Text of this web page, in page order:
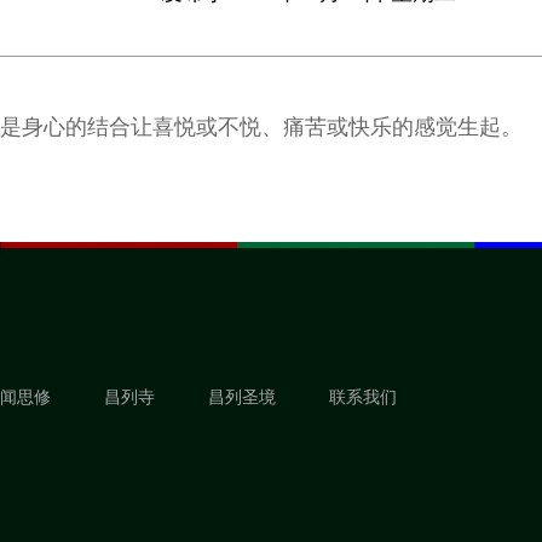
是身心的结合让喜悦或不悦、痛苦或快乐的感觉生起。
闻思修 昌列寺 昌列圣境 联系我们